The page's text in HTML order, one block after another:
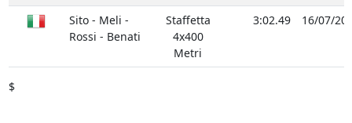
Sito - Meli -
Rossi - Benati
Staffetta
4x400
Metri
3:02.49 16/07/
$